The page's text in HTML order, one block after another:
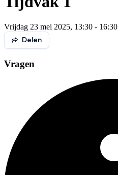
Vrijdag 23 mei 2025, 13:30 - 16:30
Delen
Vragen